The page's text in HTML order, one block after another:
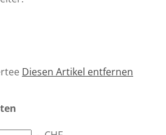
Diesen Artikel entfernen